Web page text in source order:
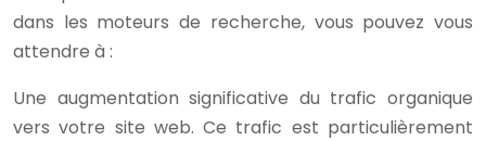
dans les moteurs de recherche, vous pouvez vous
attendre à :
Une augmentation significative du trafic organique
vers votre site web. Ce trafic est particulièrement